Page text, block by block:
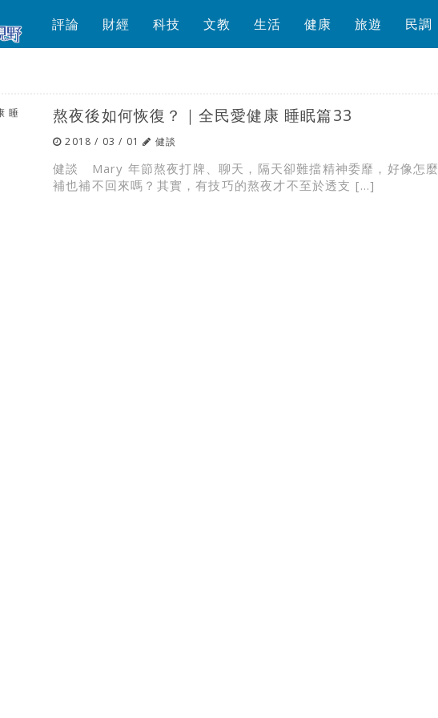
評論 財經 科技 文教 生活 健康 旅遊 民調
熬夜後如何恢復？｜全民愛健康 睡眠篇33
2018 / 03 / 01 健談
健談 Mary 年節熬夜打牌、聊天，隔天卻難擋精神委靡，好像怎麼
補也補不回來嗎？其實，有技巧的熬夜才不至於透支 […]